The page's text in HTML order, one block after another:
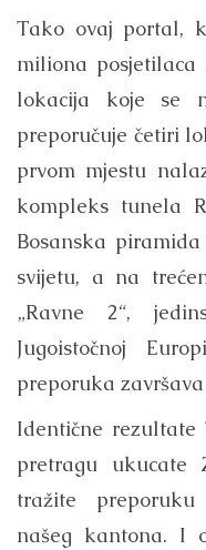
Tako ovaj portal,
miliona posjetilaca
lokacija koje se
preporučuje četiri
prvom mjestu
kompleks tunela
Bosanska
svijetu, a na
„Ravne 2“,
Jugoistočnoj
preporuka
Identične
pretragu ukucate
tražite
našeg kantona. I